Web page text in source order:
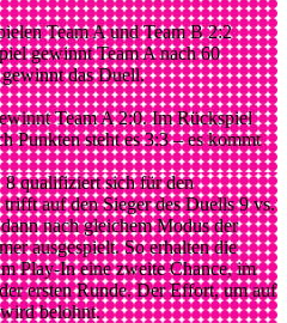
Team A und Team B 2:2
gewinnt Team A nach 60
das Duell.
Team A 2:0. Im Rückspiel
Punkten steht es 3:3 – es kommt
qualifiziert sich für den
auf den Sieger des Duells 9 vs.
nach gleichem Modus der
ausgespielt. So erhalten die
Play-In eine zweite Chance, im
ersten Runde. Der Effort, um auf
belohnt.